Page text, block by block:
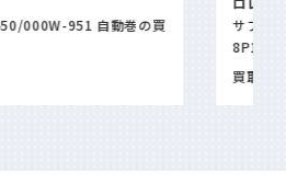
青サブ コンビ 116613LB